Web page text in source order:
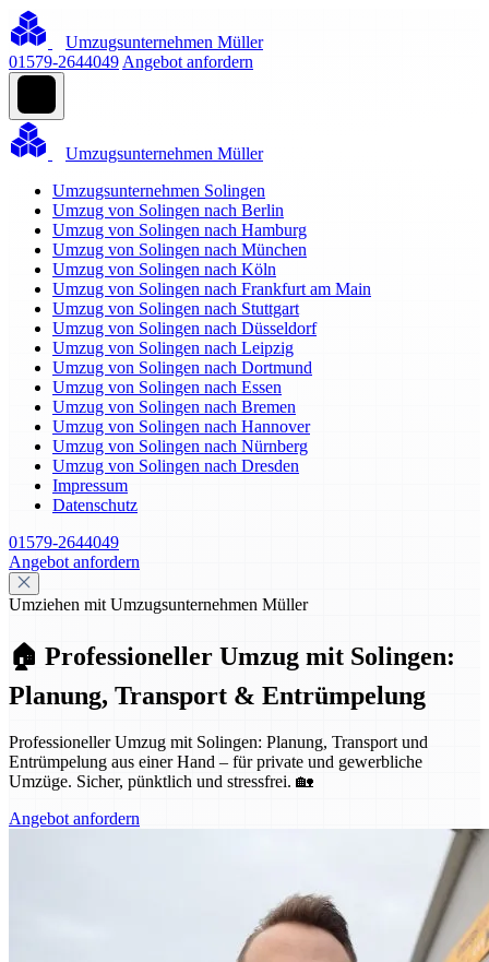
Umzugsunternehmen Müller
01579-2644049 Angebot anfordern
Umzugsunternehmen Müller
Umzugsunternehmen Solingen
Umzug von Solingen nach Berlin
Umzug von Solingen nach Hamburg
Umzug von Solingen nach München
Umzug von Solingen nach Köln
Umzug von Solingen nach Frankfurt am Main
Umzug von Solingen nach Stuttgart
Umzug von Solingen nach Düsseldorf
Umzug von Solingen nach Leipzig
Umzug von Solingen nach Dortmund
Umzug von Solingen nach Essen
Umzug von Solingen nach Bremen
Umzug von Solingen nach Hannover
Umzug von Solingen nach Nürnberg
Umzug von Solingen nach Dresden
Impressum
Datenschutz
01579-2644049
Angebot anfordern
Umziehen mit Umzugsunternehmen Müller
🏠 Professioneller Umzug mit Solingen:
Planung, Transport & Entrümpelung
Professioneller Umzug mit Solingen: Planung, Transport und
Entrümpelung aus einer Hand – für private und gewerbliche
Umzüge. Sicher, pünktlich und stressfrei. 🏡
Angebot anfordern